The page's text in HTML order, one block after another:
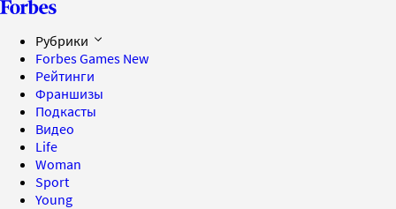
Рубрики
Forbes Games New
Рейтинги
Франшизы
Подкасты
Видео
Life
Woman
Sport
Young